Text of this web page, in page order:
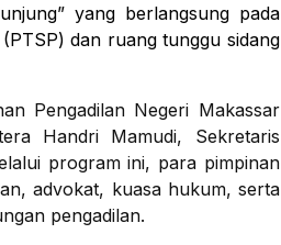
yang berlangsung pada
dan ruang tunggu sidang
Pengadilan Negeri Makassar
Handri Mamudi, Sekretaris
program ini, para pimpinan
advokat, kuasa hukum, serta
pengadilan.